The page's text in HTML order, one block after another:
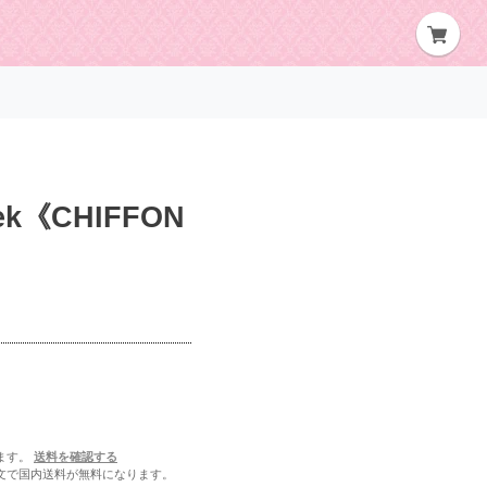
《CHIFFON
。
送料を確認する
国内送料が無料になります。